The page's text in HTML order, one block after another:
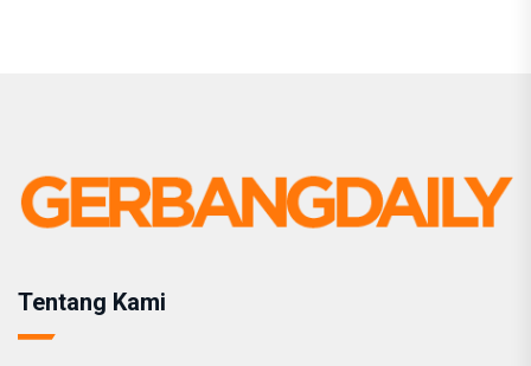
Tentang Kami